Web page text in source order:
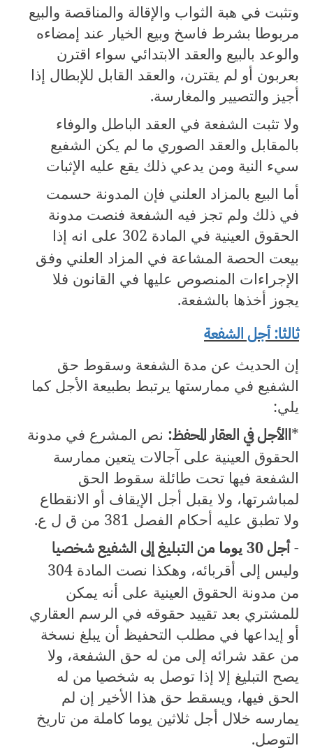
وتثبت في هبة الثواب والإقالة والمناقصة والبيع
مربوطا بشرط فاسخ وبيع الخيار عند إمضاءه
والوعد بالبيع والعقد الابتدائي سواء اقترن
بعربون أو لم يقترن، والعقد القابل للإبطال إذا
أجيز والتصيير والمغارسة.
ولا تثبت الشفعة في العقد الباطل والوفاء
بالمقابل والعقد الصوري ما لم يكن الشفيع
سيء النية ومن يدعي ذلك يقع عليه الإثبات
أما البيع بالمزاد العلني فإن المدونة حسمت
في ذلك ولم تجز فيه الشفعة فنصت مدونة
الحقوق العينية في المادة 302 على انه إذا
بيعت الحصة المشاعة في المزاد العلني وفق
الإجراءات المنصوص عليها في القانون فلا
يجوز أخذها بالشفعة.
ثالثا: أجل الشفعة
إن الحديث عن مدة الشفعة وسقوط حق
الشفيع في ممارستها يرتبط بطبيعة الأجل كما
يلي:
*االأجل في العقار المحفظ: نص المشرع في مدونة
الحقوق العينية على آجالات يتعين ممارسة
الشفعة فيها تحت طائلة سقوط الحق
لمباشرتها، ولا يقبل أجل الإيقاف أو الانقطاع
ولا تطبق عليه أحكام الفصل 381 من ق ل ع.
-أجل30 يوما من التبليغ إلى الشفيع شخصيا
وليس إلى أقربائه، وهكذا نصت المادة 304
من مدونة الحقوق العينية على أنه يمكن
للمشتري بعد تقييد حقوقه في الرسم العقاري
أو إيداعها في مطلب التحفيظ أن يبلغ نسخة
من عقد شرائه إلى من له حق الشفعة، ولا
يصح التبليغ إلا إذا توصل به شخصيا من له
الحق فيها، ويسقط حق هذا الأخير إن لم
يمارسه خلال أجل ثلاثين يوما كاملة من تاريخ
التوصل.